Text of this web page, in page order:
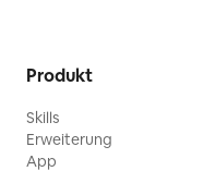
Produkt
Skills
Erweiterung
App